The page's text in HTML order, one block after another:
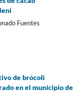
Fuentes
de brócoli
en el municipio de